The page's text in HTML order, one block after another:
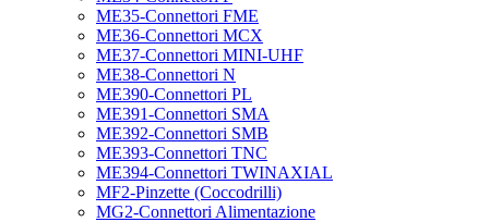
ME35-Connettori FME
ME36-Connettori MCX
ME37-Connettori MINI-UHF
ME38-Connettori N
ME390-Connettori PL
ME391-Connettori SMA
ME392-Connettori SMB
ME393-Connettori TNC
ME394-Connettori TWINAXIAL
MF2-Pinzette (Coccodrilli)
MG2-Connettori Alimentazione